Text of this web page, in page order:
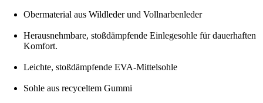
Obermaterial aus Wildleder und Vollnarbenleder
Herausnehmbare, stoßdämpfende Einlegesohle für dauerhaften
Komfort.
Leichte, stoßdämpfende EVA-Mittelsohle
Sohle aus recyceltem Gummi